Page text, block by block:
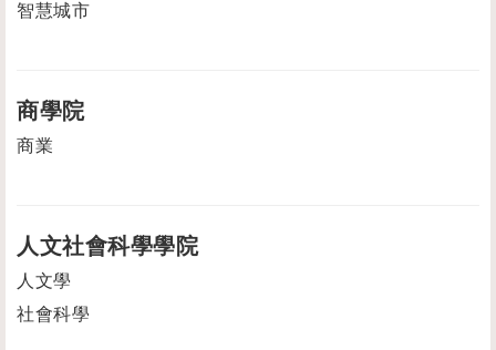
智慧城市
商學院
商業
人文社會科學學院
人文學
社會科學